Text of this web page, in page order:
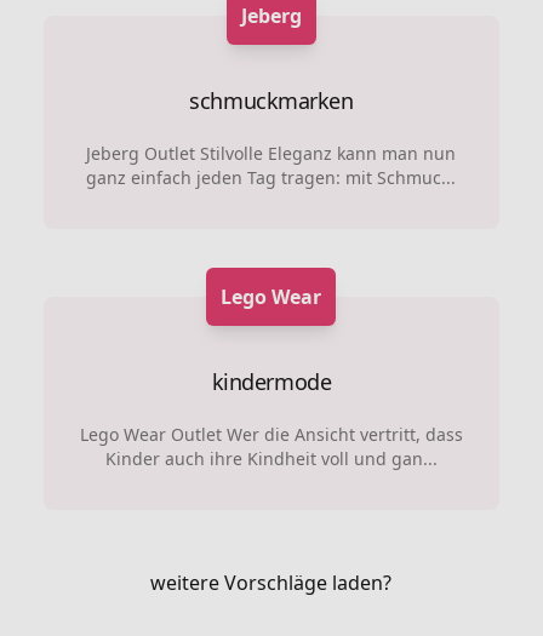
Jeberg
schmuckmarken
Jeberg Outlet Stilvolle Eleganz kann man nun
ganz einfach jeden Tag tragen: mit Schmuc...
Lego Wear
kindermode
Lego Wear Outlet Wer die Ansicht vertritt, dass
Kinder auch ihre Kindheit voll und gan...
weitere Vorschläge laden?